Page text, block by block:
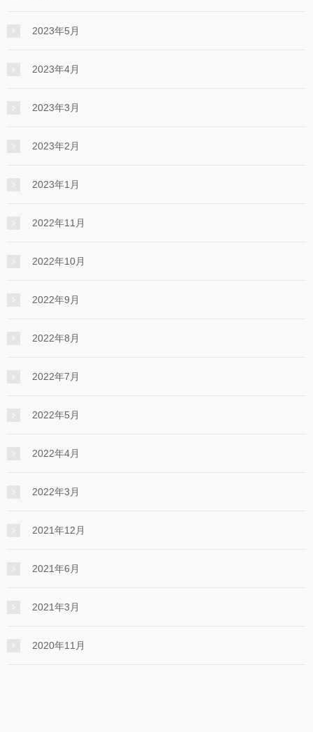
2023年5月
2023年4月
2023年3月
2023年2月
2023年1月
2022年11月
2022年10月
2022年9月
2022年8月
2022年7月
2022年5月
2022年4月
2022年3月
2021年12月
2021年6月
2021年3月
2020年11月